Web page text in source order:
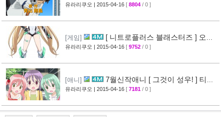
CM 영상 공개 [40]
유라리쿠오 | 2015-04-16 [ 8804 / 0 ]
[게임]
[ 니트로플러스 블래스터즈 ] 오프
닝 영상 공개 [32]
유라리쿠오 | 2015-04-16 [ 9752 / 0 ]
[애니]
7월신작애니 [ 그것이 성우! ] 티저
영상 공개
[26]
유라리쿠오 | 2015-04-16 [ 7181 / 0 ]